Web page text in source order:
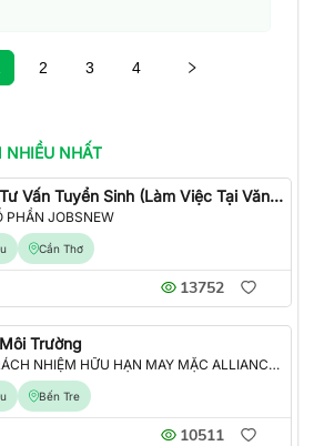
2 3 4
NHIỀU NHẤT
Nhân Viên Tư Vấn Tuyển Sinh (Làm Việc Tại Văn Phòng)
PHẦN JOBSNEW
Cần Thơ
13752
Trường
CÔNG TY TRÁCH NHIỆM HỮU HẠN MAY MẶC ALLIANCE ONE
Bến Tre
10511